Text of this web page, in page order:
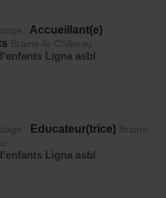
:
Accueillant(e)
Braine-le-Château
Ligna asbl
: Educateur(trice) Braine-
Ligna asbl